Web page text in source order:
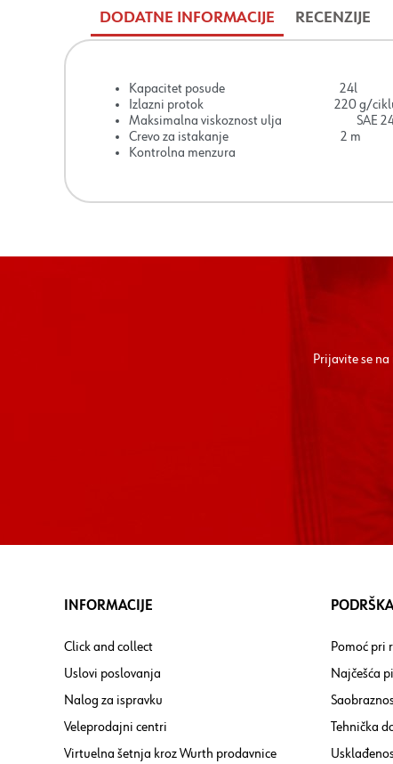
DODATNE INFORMACIJE RECENZIJE
Kapacitet posude 24l
Izlazni protok 220 g/
Maksimalna viskoznost ulja SAE
Crevo za istakanje 2 m
Kontrolna menzura
Prijavite se
INFORMACIJE
Click and collect
Uslovi poslovanja
Nalog za ispravku
Veleprodajni centri
Virtuelna šetnja kroz Wurth prodavnice
Pomoć pri
Najčešća
Tehnička